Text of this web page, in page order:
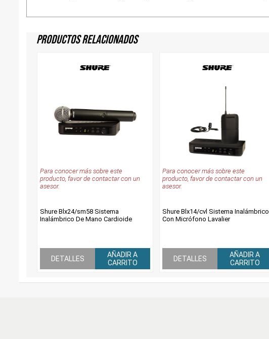
Productos Relacionados
Para conocer más sobre este
producto, favor de contactar con un
asesor.
Shure Blx24/sm58 Sistema
Inalámbrico De Mano Cardioide
DETALLES
AÑADIR A
CARRITO
Para conocer más sobre este
producto, favor de contactar con un
asesor.
Shure Blx14/cvl Sistema Inalámbrico
Con Micrófono Lavalier
DETALLES
AÑADIR A
CARRITO